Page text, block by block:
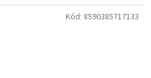
Kód: 8590385717133